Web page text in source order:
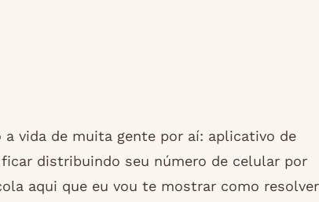
a vida de muita gente por aí: aplicativo de
distribuindo seu número de celular por
aqui que eu vou te mostrar como resolver